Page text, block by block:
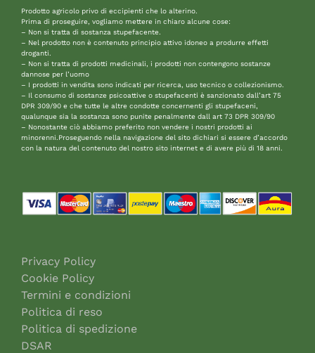
Prodotto agricolo privo di eccipienti che lo alterino.
Prima di proseguire, vogliamo mettere in chiaro alcune cose:
– Non si tratta di sostanza stupefacente.
– Nel prodotto non è contenuto principio attivo idoneo a produrre effetti
droganti.
– Non si tratta di prodotti medicinali, i prodotti non contengono sostanze
dannose per l’uomo
– I prodotti in vendita sono indicati per ricerca, uso tecnico o collezionismo.
– Il consumo di sostanze psicoattive o stupefacenti è sanzionato dall’art 75
DPR 309/90 e che tutte le altre condotte concernenti gli stupefaceni,
qualunque sia la sostanza sono punite penalmente dall art 73 DPR 309/90
– Nonostante ciò abbiamo preferito non vendere i nostri prodotti ai
minorenni.Proseguendo nella navigazione del sito dichiari si essere d’accordo
con la natura del contenuto del nostro sito internet e di avere più di 18 anni.
Privacy Policy
Cookie Policy
Termini e condizioni
Politica di reso
Politica di spedizione
DSAR